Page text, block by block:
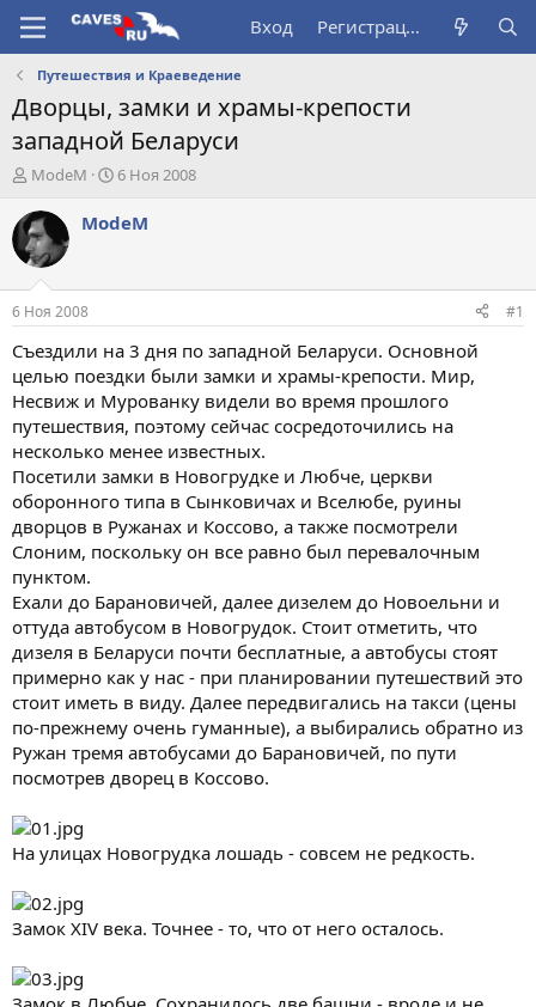
Вход Регистрация
Путешествия и Краеведение
Дворцы, замки и храмы-крепости
западной Беларуси
А
т
о
р
т
е
м
ы
ModeM
Д
т
а
л
6 Ноя 2008
ModeM
6 Ноя 2008 #1
Съездили на 3 дня по западной Беларуси. Основной
целью поездки были замки и храмы-крепости. Мир,
Несвиж и Мурованку видели во время прошлого
путешествия, поэтому сейчас сосредоточились на
несколько менее известных.
Посетили замки в Новогрудке и Любче, церкви
оборонного типа в Сынковичах и Вселюбе, руины
дворцов в Ружанах и Коссово, а также посмотрели
Слоним, поскольку он все равно был перевалочным
пунктом.
Ехали до Барановичей, далее дизелем до Новоельни и
оттуда автобусом в Новогрудок. Стоит отметить, что
дизеля в Беларуси почти бесплатные, а автобусы стоят
примерно как у нас - при планировании путешествий это
стоит иметь в виду. Далее передвигались на такси (цены
по-прежнему очень гуманные), а выбирались обратно из
Ружан тремя автобусами до Барановичей, по пути
посмотрев дворец в Коссово.
На улицах Новогрудка лошадь - совсем не редкость.
Замок XIV века. Точнее - то, что от него осталось.